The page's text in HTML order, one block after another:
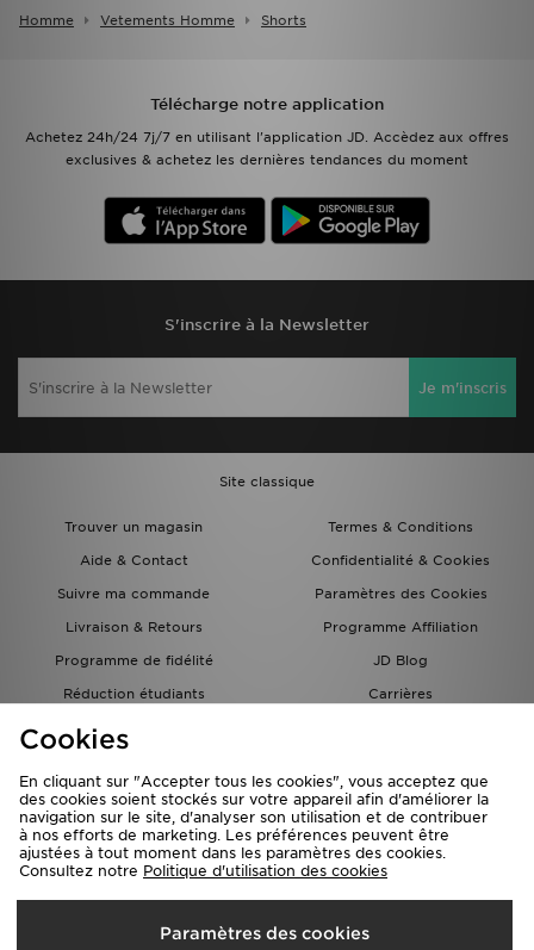
Homme Vetements Homme Shorts
Télécharge notre application
Achetez 24h/24 7j/7 en utilisant l'application JD. Accèdez aux offres
exclusives & achetez les dernières tendances du moment
S'inscrire à la Newsletter
Je m'inscris
Site classique
Trouver un magasin
Termes & Conditions
Aide & Contact
Confidentialité & Cookies
Suivre ma commande
Paramètres des Cookies
Livraison & Retours
Programme Affiliation
Programme de fidélité
JD Blog
Réduction étudiants
Carrières
Carte Cadeau
Livraison Vers
France
Cookies
En cliquant sur "Accepter tous les cookies", vous acceptez que
des cookies soient stockés sur votre appareil afin d'améliorer la
navigation sur le site, d'analyser son utilisation et de contribuer
à nos efforts de marketing. Les préférences peuvent être
ajustées à tout moment dans les paramètres des cookies.
Consultez notre Politique d'utilisation des cookies
Paramètres des cookies